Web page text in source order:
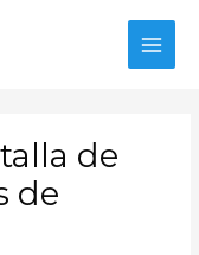
de
de